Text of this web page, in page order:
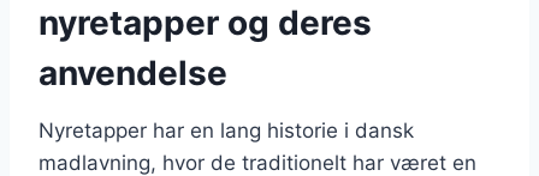
nyretapper og deres
anvendelse
Nyretapper har en lang historie i dansk
madlavning, hvor de traditionelt har været en